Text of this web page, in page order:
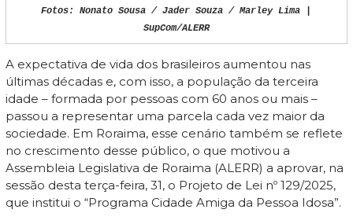
Fotos: Nonato Sousa / Jader Souza / Marley Lima |
SupCom/ALERR
A expectativa de vida dos brasileiros aumentou nas
últimas décadas e, com isso, a população da terceira
idade – formada por pessoas com 60 anos ou mais –
passou a representar uma parcela cada vez maior da
sociedade. Em Roraima, esse cenário também se reflete
no crescimento desse público, o que motivou a
Assembleia Legislativa de Roraima (ALERR) a aprovar, na
sessão desta terça-feira, 31, o Projeto de Lei nº 129/2025,
que institui o “Programa Cidade Amiga da Pessoa Idosa”.